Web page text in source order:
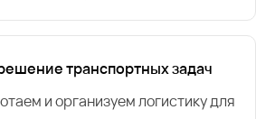
транспортных задач
и организуем логистику для